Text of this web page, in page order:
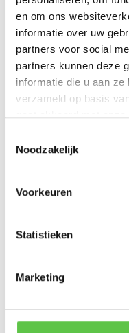
en om ons
informatie over uw
partners voor social
partners kunnen deze
informatie die u aan
verzameld op basis
gaat akkoord met
Noodzakelijk
Voorkeuren
Statistieken
Marketing
0/5 Based
Er zijn nog geen reviews
Schrijf je eigen review
Firewall
€524,00
Updates, acties &
Abonneer
* Lees hier de wettelijke